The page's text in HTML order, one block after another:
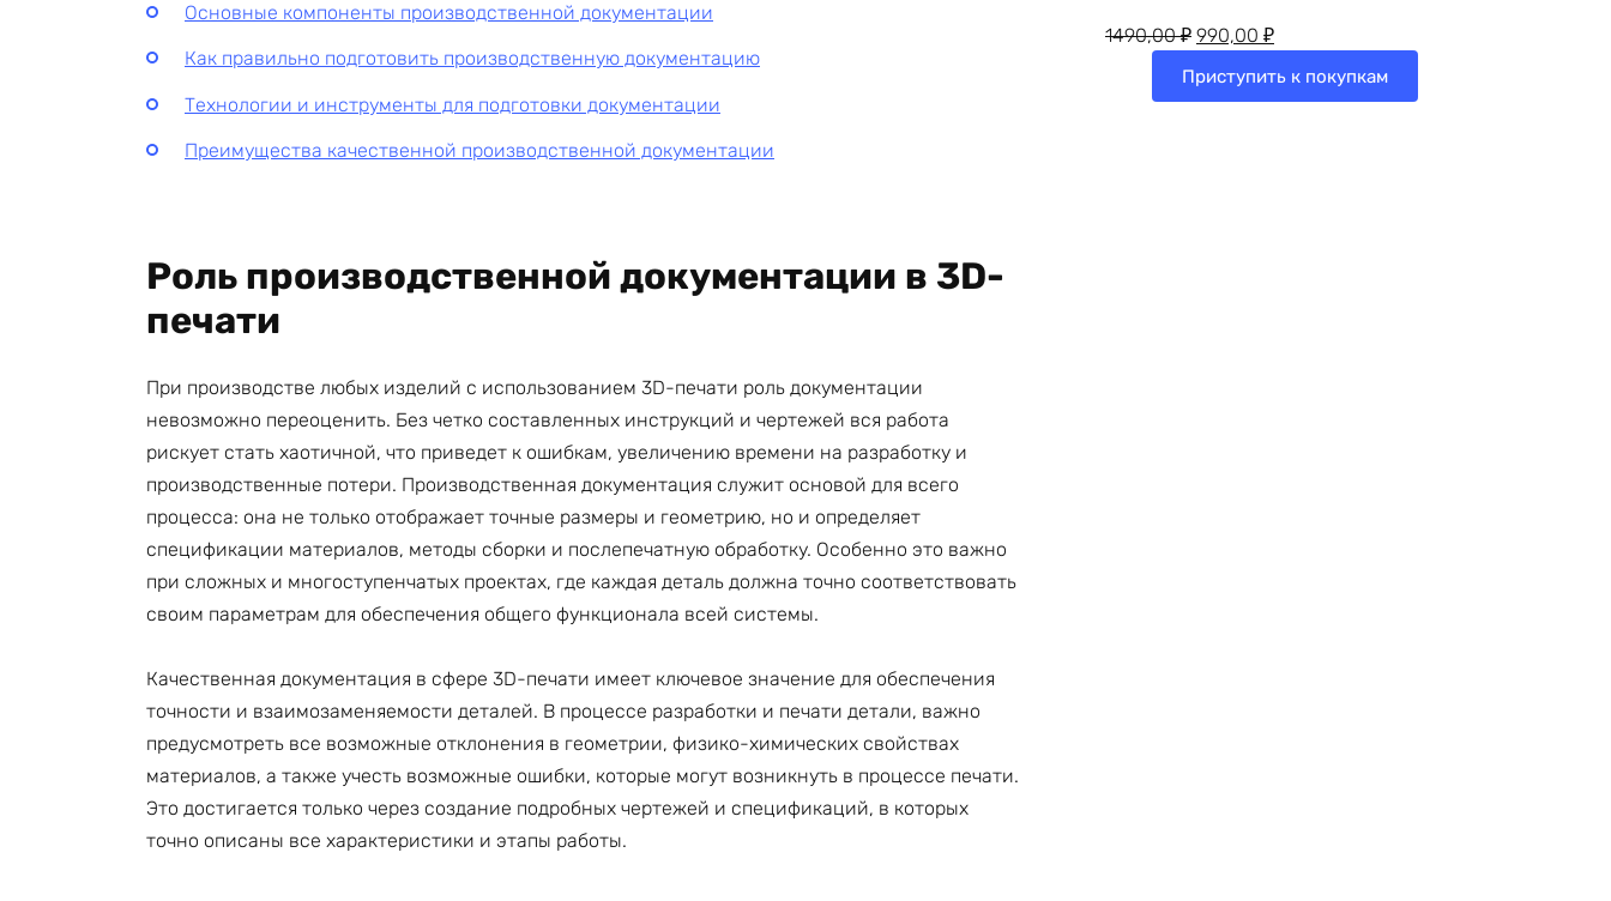
Основные компоненты производственной документации
Как правильно подготовить производственную документацию
Технологии и инструменты для подготовки документации
Преимущества качественной производственной документации
Роль производственной документации в 3D-
печати
При производстве любых изделий с использованием 3D-печати роль документации
невозможно переоценить. Без четко составленных инструкций и чертежей вся работа
рискует стать хаотичной, что приведет к ошибкам, увеличению времени на разработку и
производственные потери. Производственная документация служит основой для всего
процесса: она не только отображает точные размеры и геометрию, но и определяет
спецификации материалов, методы сборки и послепечатную обработку. Особенно это важно
при сложных и многоступенчатых проектах, где каждая деталь должна точно соответствовать
своим параметрам для обеспечения общего функционала всей системы.
Качественная документация в сфере 3D-печати имеет ключевое значение для обеспечения
точности и взаимозаменяемости деталей. В процессе разработки и печати детали, важно
предусмотреть все возможные отклонения в геометрии, физико-химических свойствах
материалов, а также учесть возможные ошибки, которые могут возникнуть в процессе печати.
Это достигается только через создание подробных чертежей и спецификаций, в которых
точно описаны все характеристики и этапы работы.
1490,00₽ Первоначальная
составляла
990,00 ₽Текущая
990,00 ₽.
Приступить к покупкам